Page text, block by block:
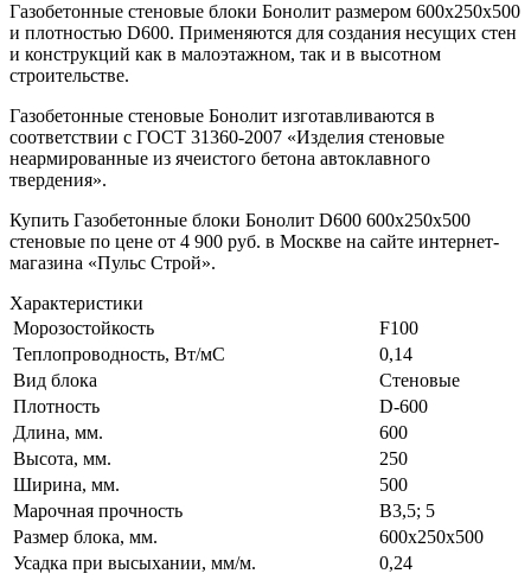
Газобетонные стеновые блоки Бонолит размером 600х250х500
и плотностью D600. Применяются для создания несущих стен
и конструкций как в малоэтажном, так и в высотном
строительстве.
Газобетонные стеновые Бонолит изготавливаются в
соответствии с ГОСТ 31360-2007 «Изделия стеновые
неармированные из ячеистого бетона автоклавного
твердения».
Купить Газобетонные блоки Бонолит D600 600х250х500
стеновые по цене от 4 900 руб. в Москве на сайте интернет-
магазина «Пульс Строй».
Характеристики
Морозостойкость
F100
Теплопроводность, Вт/мC
0,14
Вид блока
Стеновые
Плотность
D-600
Длина, мм.
600
Высота, мм.
250
Ширина, мм.
500
Марочная прочность
В3,5; 5
Размер блока, мм.
600x250x500
Усадка при высыхании, мм/м.
0,24